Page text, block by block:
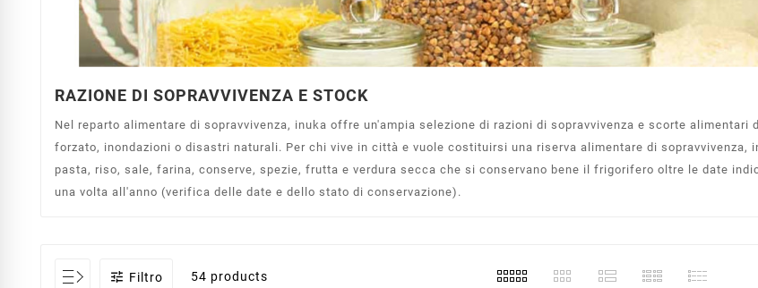
RAZIONE DI SOPRAVVIVENZA E STOCK
Nel reparto alimentare di sopravvivenza, inuka offre un'ampia selezione di razioni di sopravvivenza e scorte
forzato, inondazioni o disastri naturali. Per chi vive in città e vuole costituirsi una riserva alimentare di
pasta, riso, sale, farina, conserve, spezie, frutta e verdura secca che si conservano bene il frigorifero oltre le date
una volta all'anno (verifica delle date e dello stato di conservazione).
 Filtro 54 products